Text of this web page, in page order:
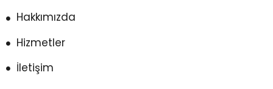
Hakkımızda
Hizmetler
İletişim